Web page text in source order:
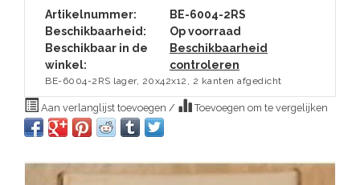
Artikelnummer:
BE-6004-2RS
Beschikbaarheid:
Op voorraad
Beschikbaar in de
winkel:
Beschikbaarheid
controleren
BE-6004-2RS lager, 20x42x12, 2 kanten afgedicht
Aan verlanglijst toevoegen / Toevoegen om te vergelijken